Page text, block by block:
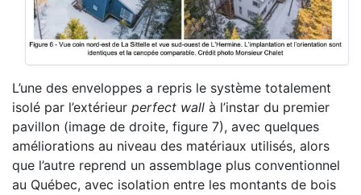
L’une des enveloppes a repris le système totalement
isolé par l’extérieur perfect wall à l’instar du premier
pavillon (image de droite, figure 7), avec quelques
améliorations au niveau des matériaux utilisés, alors
que l’autre reprend un assemblage plus conventionnel
au Québec, avec isolation entre les montants de bois